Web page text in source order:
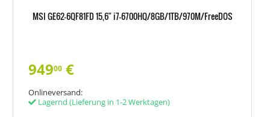
MSI GE62-6QF81FD 15,6" i7-6700HQ/8GB/1TB/970M/FreeDOS
94900 €
Onlineversand:
Lagernd (Lieferung in 1-2 Werktagen)